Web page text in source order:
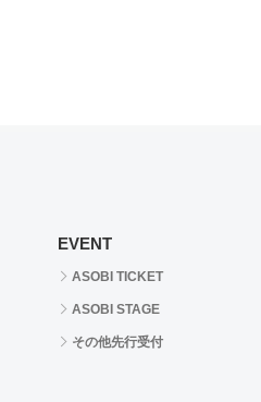
EVENT
ASOBI TICKET
ASOBI STAGE
その他先行受付